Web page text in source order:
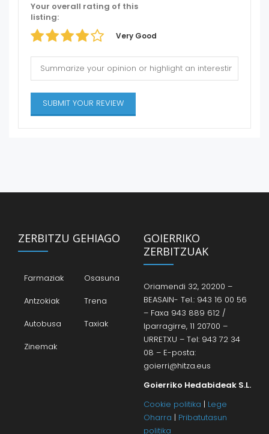
Your overall rating of this
listing:
Very Good
ZERBITZU GEHIAGO
Farmaziak
Osasuna
Antzokiak
Trena
Autobusa
Taxiak
Zinemak
GOIERRIKO
ZERBITZUAK
Oriamendi 32, 20200 –
BEASAIN- Tel.: 943 16 00 56
– Faxa 943 889 612 /
Iparragirre, 11 20700 –
URRETXU – Tel: 943 72 34
08 – E-posta:
goierri@hitza.eus
Goierriko Hedabideak S.L.
Cookie politika | Lege
Oharra | Pribatutasun
politika